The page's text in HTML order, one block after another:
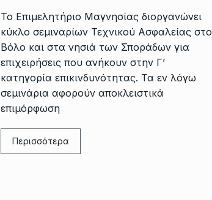
Το Επιμελητήριο Μαγνησίας διοργανώνει
κύκλο σεμιναρίων Τεχνικού Ασφαλείας στο
Βόλο και στα νησιά των Σποράδων για
επιχειρήσεις που ανήκουν στην Γ’
κατηγορία επικινδυνότητας. Τα εν λόγω
σεμινάρια αφορούν αποκλειστικά
επιμόρφωση
Περισσότερα